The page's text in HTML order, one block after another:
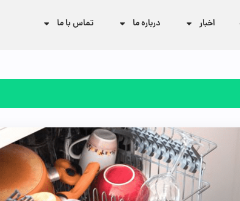
اخبار درباره ما تماس با ما